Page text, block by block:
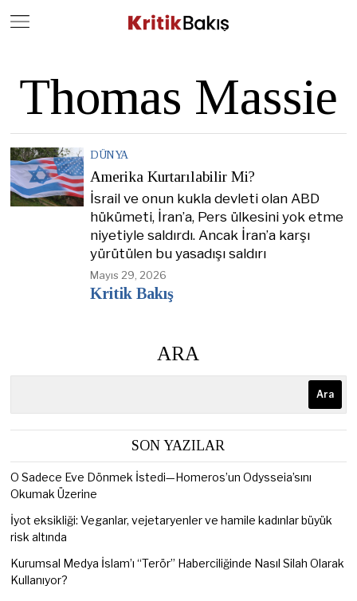
Thomas Massie
DÜNYA
Amerika Kurtarılabilir Mi?
İsrail ve onun kukla devleti olan ABD
hükümeti, İran’a, Pers ülkesini yok etme
niyetiyle saldırdı. Ancak İran’a karşı
yürütülen bu yasadışı saldırı
Mayıs 29, 2026
Kritik Bakış
ARA
Ara
SON YAZILAR
O Sadece Eve Dönmek İstedi—Homeros’un Odysseia’sını
Okumak Üzerine
İyot eksikliği: Veganlar, vejetaryenler ve hamile kadınlar büyük
risk altında
Kurumsal Medya İslam’ı “Terör” Haberciliğinde Nasıl Silah Olarak
Kullanıyor?